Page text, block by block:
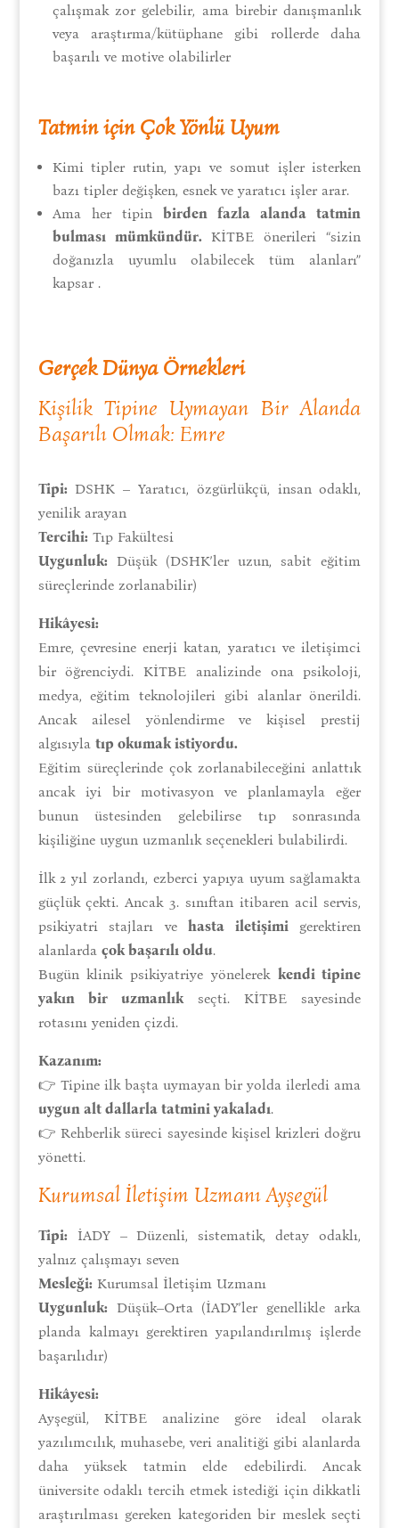
çalışmak zor gelebilir, ama birebir danışmanlık
veya araştırma/kütüphane gibi rollerde daha
başarılı ve motive olabilirler
Tatmin için Çok Yönlü Uyum
Kimi tipler rutin, yapı ve somut işler isterken
bazı tipler değişken, esnek ve yaratıcı işler arar.
Ama her tipin birden fazla alanda tatmin
bulması mümkündür. KİTBE önerileri “sizin
doğanızla uyumlu olabilecek tüm alanları”
kapsar.
Gerçek Dünya Örnekleri
Kişilik Tipine Uymayan Bir Alanda
Başarılı Olmak: Emre
Tipi: DSHK – Yaratıcı, özgürlükçü, insan odaklı,
yenilik arayan
Tercihi: Tıp Fakültesi
Uygunluk: Düşük (DSHK’ler uzun, sabit eğitim
süreçlerinde zorlanabilir)
Hikâyesi:
Emre, çevresine enerji katan, yaratıcı ve iletişimci
bir öğrenciydi. KİTBE analizinde ona psikoloji,
medya, eğitim teknolojileri gibi alanlar önerildi.
Ancak ailesel yönlendirme ve kişisel prestij
algısıyla tıp okumak istiyordu.
Eğitim süreçlerinde çok zorlanabileceğini anlattık
ancak iyi bir motivasyon ve planlamayla eğer
bunun üstesinden gelebilirse tıp sonrasında
kişiliğine uygun uzmanlık seçenekleri bulabilirdi.
İlk 2 yıl zorlandı, ezberci yapıya uyum sağlamakta
güçlük çekti. Ancak 3. sınıftan itibaren acil servis,
psikiyatri stajları vehasta iletişimi gerektiren
alanlarda çok başarılı oldu.
Bugün klinik psikiyatriye yönelerek kendi tipine
yakın bir uzmanlıkseçti. KİTBE sayesinde
rotasını yeniden çizdi.
Kazanım:
👉 Tipine ilk başta uymayan bir yolda ilerledi ama
uygun alt dallarla tatmini yakaladı.
👉 Rehberlik süreci sayesinde kişisel krizleri doğru
yönetti.
Kurumsal İletişim Uzmanı Ayşegül
Tipi: İADY – Düzenli, sistematik, detay odaklı,
yalnız çalışmayı seven
Mesleği: Kurumsal İletişim Uzmanı
Uygunluk: Düşük–Orta (İADY’ler genellikle arka
planda kalmayı gerektiren yapılandırılmış işlerde
başarılıdır)
Hikâyesi:
Ayşegül, KİTBE analizine göre ideal olarak
yazılımcılık, muhasebe, veri analitiği gibi alanlarda
daha yüksek tatmin elde edebilirdi. Ancak
üniversite odaklı tercih etmek istediği için dikkatli
araştırılması gereken kategoriden bir meslek seçti